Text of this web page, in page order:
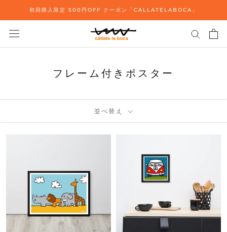
テ
ツ
初回購入限定 500円OFF クーポン「CALLATELABOCA」
フレーム付きポスター
並べ替え